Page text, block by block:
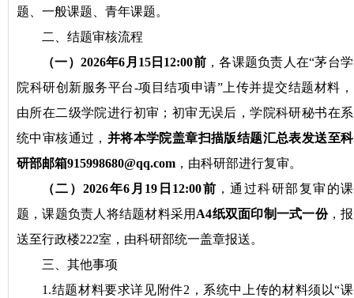
题、一般课题、青年课题。
二、结题审核流程
（一）2026年6月15日12:00前 ，各课题负责人在“茅台学
院科研创新服务平台-项目结项申请”上传并提交结题材料，
由所在二级学院进行初审；初审无误后，学院科研秘书在系
统中审核通过， 并将本学院盖章扫描版结题汇总表发送至科
研部邮箱915998680@qq.com ，由科研部进行复审。
（二）2026年6月19日12:00前 ，通过科研部复审的课
题，课题负责人将结题材料采用 A4纸双面印制一式一份，报
送至行政楼222室，由科研部统一盖章报送。
三、其他事项
1.结题材料要求详见附件2，系统中上传的材料须以“课